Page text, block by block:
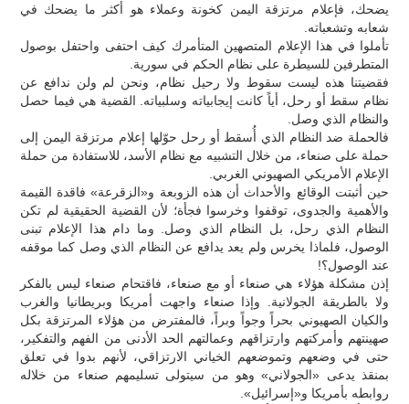
يضحك، فإعلام مرتزقة اليمن كخونة وعملاء هو أكثر ما يضحك في
شعابه وتشعباته.
تأملوا في هذا الإعلام المتصهين المتأمرك كيف احتفى واحتفل بوصول
المتطرفين للسيطرة على نظام الحكم في سورية.
فقضيتنا هذه ليست سقوط ولا رحيل نظام، ونحن لم ولن ندافع عن
نظام سقط أو رحل، أياً كانت إيجابياته وسلبياته. القضية هي فيما حصل
والنظام الذي وصل.
فالحملة ضد النظام الذي أُسقط أو رحل حوّلها إعلام مرتزقة اليمن إلى
حملة على صنعاء، من خلال التشبيه مع نظام الأسد، للاستفادة من حملة
الإعلام الأمريكي الصهيوني الغربي.
حين أثبتت الوقائع والأحداث أن هذه الزوبعة و«الزقرعة» فاقدة القيمة
والأهمية والجدوى، توقفوا وخرسوا فجأة؛ لأن القضية الحقيقية لم تكن
النظام الذي رحل، بل النظام الذي وصل. وما دام هذا الإعلام تبنى
الوصول، فلماذا يخرس ولم يعد يدافع عن النظام الذي وصل كما موقفه
عند الوصول؟!
إذن مشكلة هؤلاء هي صنعاء أو مع صنعاء، فاقتحام صنعاء ليس بالفكر
ولا بالطريقة الجولانية. وإذا صنعاء واجهت أمريكا وبريطانيا والغرب
والكيان الصهيوني بحراً وجواً وبراً، فالمفترض من هؤلاء المرتزقة بكل
صهينتهم وأمركتهم وارتزاقهم وعمالتهم الحد الأدنى من الفهم والتفكير،
حتى في وضعهم وتموضعهم الخياني الارتزاقي، لأنهم بدوا في تعلق
بمنقذ يدعى «الجولاني» وهو من سيتولى تسليمهم صنعاء من خلاله
روابطه بأمريكا و«إسرائيل».